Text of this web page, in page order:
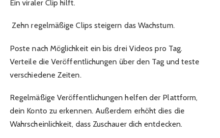
Ein viraler Clip hilft.
Zehn regelmäßige Clips steigern das Wachstum.
Poste nach Möglichkeit ein bis drei Videos pro Tag.
Verteile die Veröffentlichungen über den Tag und teste
verschiedene Zeiten.
Regelmäßige Veröffentlichungen helfen der Plattform,
dein Konto zu erkennen. Außerdem erhöht dies die
Wahrscheinlichkeit, dass Zuschauer dich entdecken.